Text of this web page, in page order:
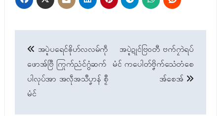
Post
navigation
အပ္ဍဲပရေၚ်ၜိုဟ်လလမ်ကဵု
ဖောအ်ဗြဳ ကြုက်ညံၚ်ဂွံဆက်
ပါလုပ်အာ အလဵုအသဳပၞာန် စၟဳ
မံၚ်
အပ္ဍဲဍုၚ်ဗြဝတီ ဗက်ဂၠာဲရပ်
မံၚ် ကပေါတ်ဗၞိက်သေံတံစေ
အ်စေအ်